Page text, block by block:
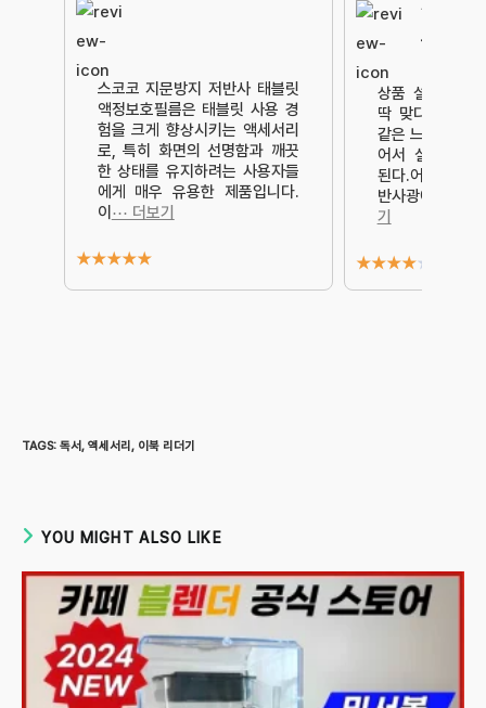
스코코 지문방지 저반사 태블릿
액정보호필름은 태블릿 사용 경
험을 크게 향상시키는 액세서리
로, 특히 화면의 선명함과 깨끗
한 상태를 유지하려는 사용자들
에게 매우 유용한 제품입니다.
이 ⋯ 더보기
★★★★★
‘저’반사
음
상품 설명의 ‘저
딱 맞다.반사가
같은 느낌을 원
어서 실패했다.
된다.어둡지도
반사광에 구애
기
★★★★★
TAGS: 독서, 액세서리 , 이북 리더기
YOU MIGHT ALSO LIKE